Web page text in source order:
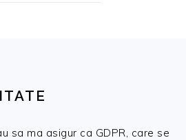
sa ma asigur ca GDPR, care se